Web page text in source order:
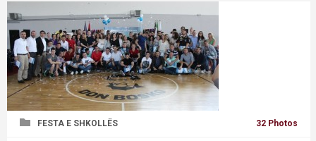
FESTA E SHKOLLËS 32 Photos